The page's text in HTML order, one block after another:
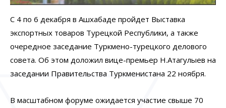
С 4 по 6 декабря в Ашхабаде пройдет Выставка
экспортных товаров Турецкой Республики, а также
очередное заседание Турк­мено-турецкого делового
совета. Об этом доложил вице-премьер Н.Атагулыев на
заседании Правительства Туркменистана 22 ноября.
В масштабном форуме ожидается участие свыше 70